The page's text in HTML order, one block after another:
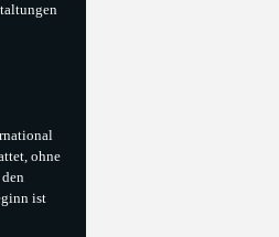
ohne
ist